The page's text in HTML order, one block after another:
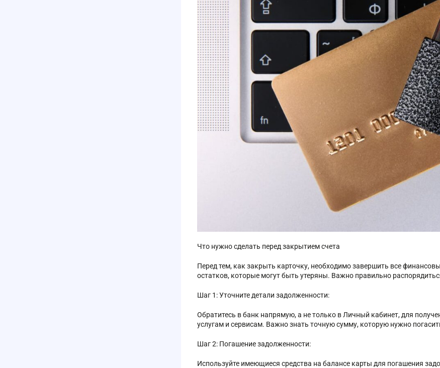
Что нужно сделать перед закрытием счета
Перед тем, как закрыть карточку, необходимо завершить все
остатков, которые могут быть утеряны. Важно правильно
Шаг 1: Уточните детали задолженности:
Обратитесь в банк напрямую, а не только в Личный кабинет, для
услугам и сервисам. Важно знать точную сумму, которую нужно
Шаг 2: Погашение задолженности:
Используйте имеющиеся средства на балансе карты для погашения